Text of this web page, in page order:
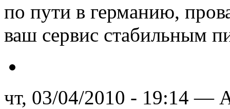
по пути в германию,
ваш сервис стабильным
чт, 03/04/2010 - 19:14 —